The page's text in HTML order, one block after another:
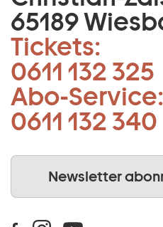
65189
Tickets:
0611 132 325
Abo-Service:
0611 132 340
Newsletter